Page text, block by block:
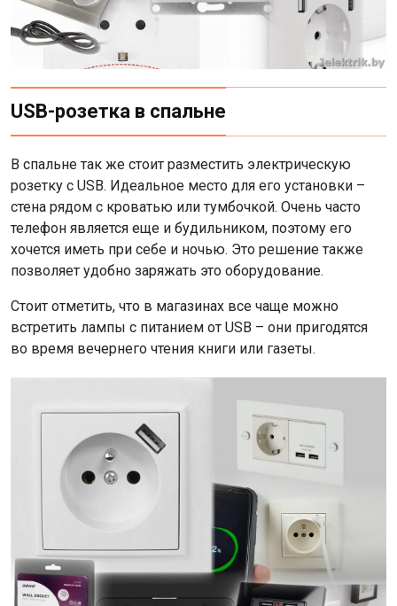
USB-розетка в спальне
В спальне так же стоит разместить электрическую
розетку с USB. Идеальное место для его установки –
стена рядом с кроватью или тумбочкой. Очень часто
телефон является еще и будильником, поэтому его
хочется иметь при себе и ночью. Это решение также
позволяет удобно заряжать это оборудование.
Стоит отметить, что в магазинах все чаще можно
встретить лампы с питанием от USB – они пригодятся
во время вечернего чтения книги или газеты.